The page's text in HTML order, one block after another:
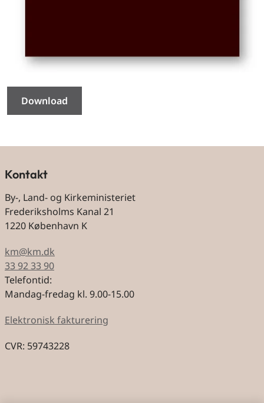
Download
Kontakt
By-, Land- og Kirkeministeriet
Frederiksholms Kanal 21
1220 København K
km@km.dk
33 92 33 90
Telefontid:
Mandag-fredag kl. 9.00-15.00
Elektronisk fakturering
CVR: 59743228